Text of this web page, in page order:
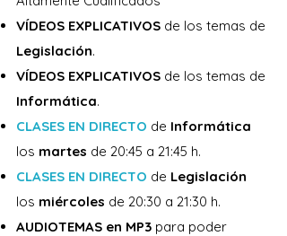
Ejecutivo con fuerza de ley: decreto-ley
concepto, clases y límites. Otras
2. El acto administrativo: concepto,
clases y elementos. Eficacia y validez
de los actos administrativos. Su
motivación y notificación.
VÍDEOS EXPLICATIVOS de los temas de
Legislación.
VÍDEOS EXPLICATIVOS de los temas de
Informática.
CLASES EN DIRECTO de Informática
los martes de 20:45 a 21:45 h.
CLASES EN DIRECTO de Legislación
los miércoles de 20:30 a 21:30 h.
AUDIOTEMAS en MP3 para poder